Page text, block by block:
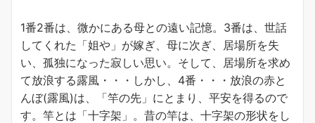
1番2番は、微かにある母との遠い記憶。3番は、世話
してくれた「姐や」が嫁ぎ、母に次ぎ、居場所を失
い、孤独になった寂しい思い。そして、居場所を求め
て放浪する露風・・・しかし、4番・・・放浪の赤と
んぼ(露風)は、「竿の先」にとまり、平安を得るので
す。竿とは「十字架」。昔の竿は、十字架の形状をし